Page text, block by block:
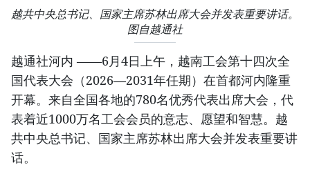
越共中央总书记、国家主席苏林出席大会并发表重要讲话。
图自越通社
越通社河内 ——6月4日上午，越南工会第十四次全
国代表大会（2026—2031年任期）在首都河内隆重
开幕。来自全国各地的780名优秀代表出席大会，代
表着近1000万名工会会员的意志、愿望和智慧。越
共中央总书记、国家主席苏林出席大会并发表重要讲
话。